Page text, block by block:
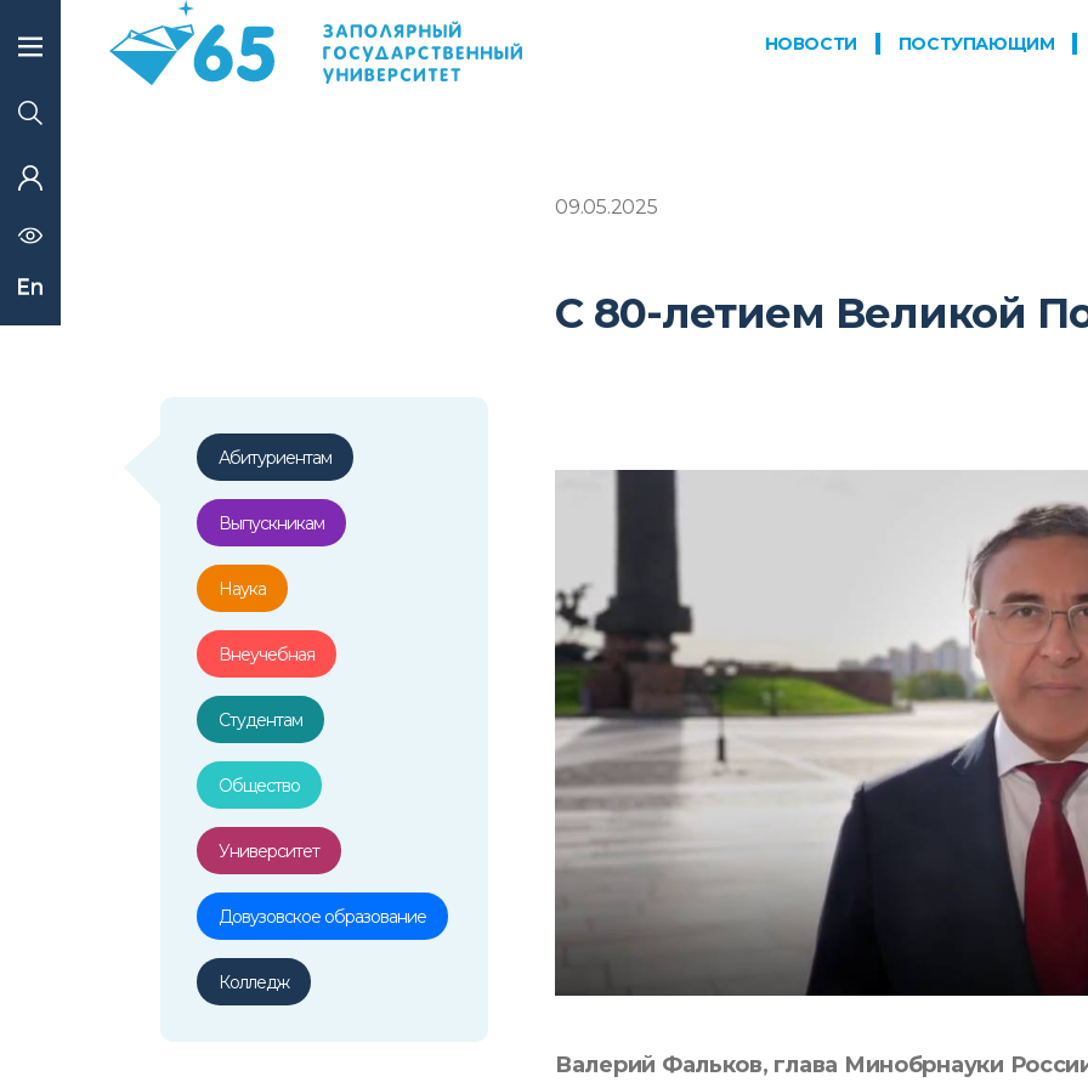
НОВОСТИ ПОСТУПАЮЩИМ
09.05.2025
С 80-летием Великой
Абитуриентам
Выпускникам
Наука
Внеучебная
Студентам
Общество
Университет
Довузовское образование
Колледж
Валерий Фальков, глава Минобрнауки